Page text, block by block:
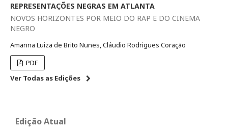
REPRESENTAÇÕES NEGRAS EM ATLANTA
NOVOS HORIZONTES POR MEIO DO RAP E DO CINEMA
NEGRO
Amanna Luiza de Brito Nunes, Cláudio Rodrigues Coração
PDF
Ver Todas as Edições
Edição Atual